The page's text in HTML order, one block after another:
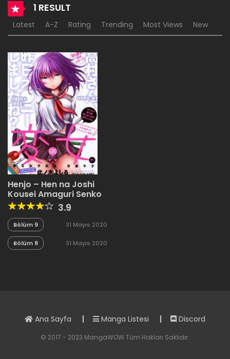
1 RESULT
Latest A-Z Rating Trending Most Views New
Henjo – Hen na Joshi
Kousei Amaguri Senko
3.9
Bölüm 9 31 Mayıs 2020
Bölüm 8 31 Mayıs 2020
Ana Sayfa Manga Listesi Discord
© 2017 - 2023 MangaWOW Tüm Hakları Saklıdır.